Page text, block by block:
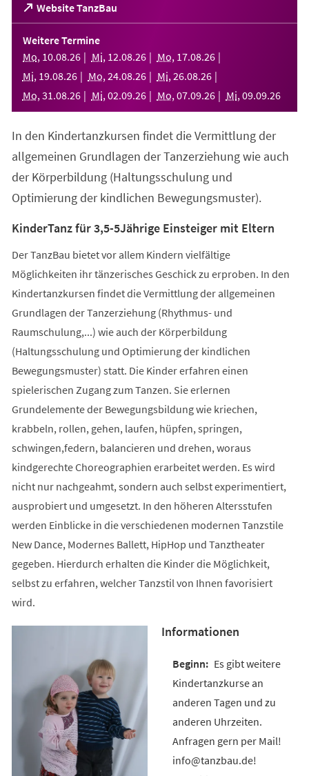
Website TanzBau
(Öffnet
in
einem
neuen
Tab)
Weitere Termine
Mo, 10.08.26 Mi, 12.08.26 Mo, 17.08.26
Mi, 19.08.26 Mo, 24.08.26 Mi, 26.08.26
Mo, 31 .08.26 Mi, 02.09.26 Mo, 07.09.26 Mi, 09.09.26
In den Kindertanzkursen findet die Vermittlung der
allgemeinen Grundlagen der Tanzerziehung wie auch
der Körperbildung (Haltungsschulung und
Optimierung der kindlichen Bewegungsmuster).
KinderTanz für 3,5-5Jährige Einsteiger mit Eltern
Der TanzBau bietet vor allem Kindern vielfältige
Möglichkeiten ihr tänzerisches Geschick zu erproben. In den
Kindertanzkursen findet die Vermittlung der allgemeinen
Grundlagen der Tanzerziehung (Rhythmus- und
Raumschulung,...) wie auch der Körperbildung
(Haltungsschulung und Optimierung der kindlichen
Bewegungsmuster) statt. Die Kinder erfahren einen
spielerischen Zugang zum Tanzen. Sie erlernen
Grundelemente der Bewegungsbildung wie kriechen,
krabbeln, rollen, gehen, laufen, hüpfen, springen,
schwingen,federn, balancieren und drehen, woraus
kindgerechte Choreographien erarbeitet werden. Es wird
nicht nur nachgeahmt, sondern auch selbst experimentiert,
ausprobiert und umgesetzt. In den höheren Altersstufen
werden Einblicke in die verschiedenen modernen Tanzstile
New Dance, Modernes Ballett, HipHop und Tanztheater
gegeben. Hierdurch erhalten die Kinder die Möglichkeit,
selbst zu erfahren, welcher Tanzstil von Ihnen favorisiert
wird.
Informationen
Es gibt weitere
Kindertanzkurse an
anderen Tagen und zu
anderen Uhrzeiten.
Anfragen gern per Mail!
info@tanzbau.de!